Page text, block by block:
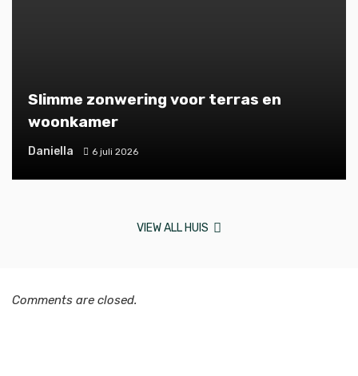
Slimme zonwering voor terras en
woonkamer
Daniella 6 juli 2026
VIEW ALL HUIS
Comments are closed.